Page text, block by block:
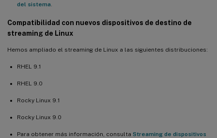
del sistema
Compatibilidad con nuevos dispositivos de destino de
streaming de Linux
Hemos ampliado el streaming de Linux a las siguientes distribuciones:
RHEL 9.1
RHEL 9.0
Rocky Linux 9.1
Rocky Linux 9.0
Para obtener más información, consulta Streaming de dispositivos